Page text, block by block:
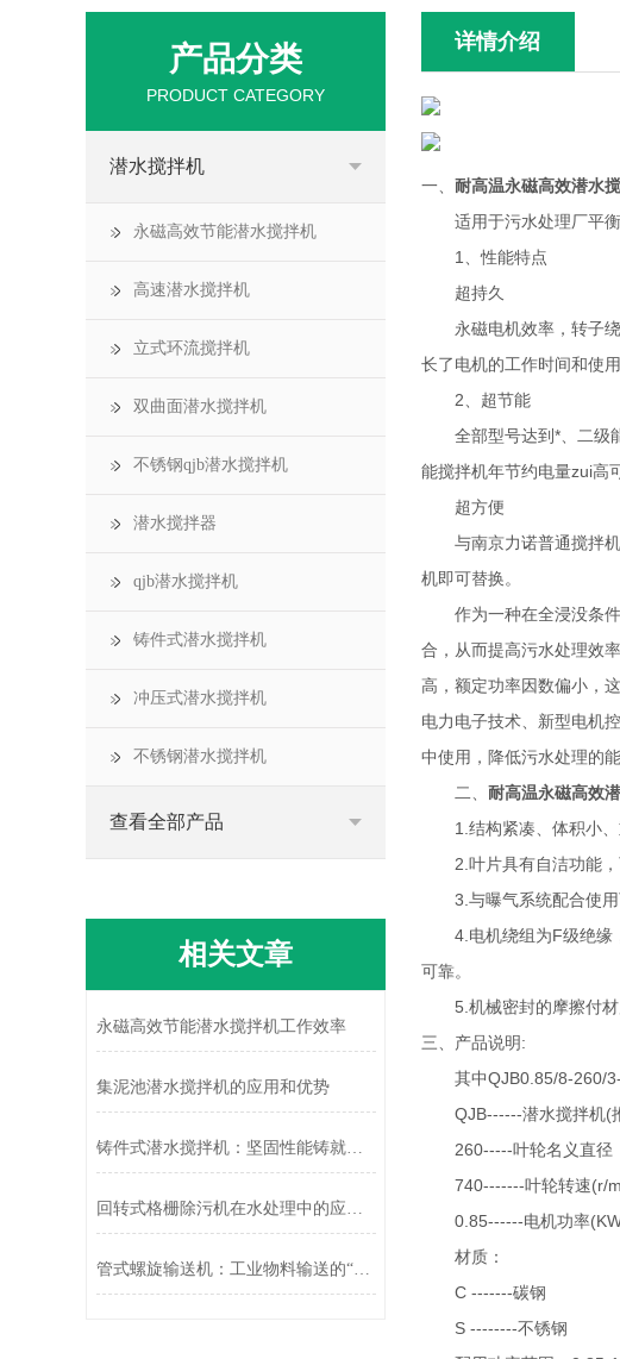
详情介绍
一、 耐高温永磁高效潜水
适用于污水处理厂平衡
1、性能特点
超持久
永磁电机效率，转子绕
长了电机的工作时间和使用
2、超节能
全部型号达到*、二级能
能搅拌机年节约电量zui高
超方便
与南京力诺普通搅拌机
机即可替换。
作为一种在全浸没条件
合，从而提高污水处理效
高，额定功率因数偏小，
电力电子技术、新型电机
中使用，降低污水处理的
二、 耐高温永磁高效
1.结构紧凑、体积小、
2.叶片具有自洁功能，
3.与曝气系统配合使用
4.电机绕组为F级绝缘，
可靠。
5.机械密封的摩擦付材
三、产品说明:
其中QJB0.85/8-260/
QJB------潜水搅拌机(
260-----叶轮名义直径
740-------叶轮转速(r/
0.85------电机功率
材质：
C -------碳钢
S --------不锈钢
产品分类
PRODUCT CATEGORY
潜水搅拌机
永磁高效节能潜水搅拌机
高速潜水搅拌机
立式环流搅拌机
双曲面潜水搅拌机
不锈钢qjb潜水搅拌机
潜水搅拌器
qjb潜水搅拌机
铸件式潜水搅拌机
冲压式潜水搅拌机
不锈钢潜水搅拌机
查看全部产品
相关文章
永磁高效节能潜水搅拌机工作效率
集泥池潜水搅拌机的应用和优势
铸件式潜水搅拌机：坚固性能铸就水下“搅拌先锋”
回转式格栅除污机在水处理中的应用效果分析
管式螺旋输送机：工业物料输送的“隐形动脉”